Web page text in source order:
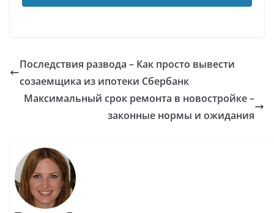
Последствия развода – Как просто вывести
созаемщика из ипотеки Сбербанк
Максимальный срок ремонта в новостройке –
законные нормы и ожидания